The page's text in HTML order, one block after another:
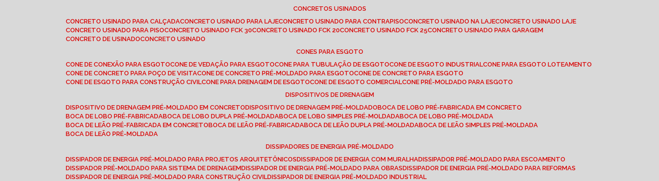
CONCRETOS USINADOS
CONCRETO USINADO PARA CALÇADA CONCRETO USINADO PARA LAJE CONCRETO USINADO PARA CONTRAPISO CONCRETO USINADO NA LAJE CONCRETO USINADO LAJE
CONCRETO USINADO PARA PISO CONCRETO USINADO FCK 30 CONCRETO USINADO FCK 20 CONCRETO USINADO FCK 25 CONCRETO USINADO PARA GARAGEM
CONCRETO DE USINADO CONCRETO USINADO
CONES PARA ESGOTO
CONE DE CONEXÃO PARA ESGOTO CONE DE VEDAÇÃO PARA ESGOTO CONE PARA TUBULAÇÃO DE ESGOTO CONE DE ESGOTO INDUSTRIAL CONE PARA ESGOTO LOTEAMENTO
CONE DE CONCRETO PARA POÇO DE VISITA CONE DE CONCRETO PRÉ-MOLDADO PARA ESGOTO CONE DE CONCRETO PARA ESGOTO
CONE DE ESGOTO PARA CONSTRUÇÃO CIVIL CONE PARA DRENAGEM DE ESGOTO CONE DE ESGOTO COMERCIAL CONE PRÉ-MOLDADO PARA ESGOTO
DISPOSITIVOS DE DRENAGEM
DISPOSITIVO DE DRENAGEM PRÉ-MOLDADO EM CONCRETO DISPOSITIVO DE DRENAGEM PRÉ-MOLDADO BOCA DE LOBO PRÉ-FABRICADA EM CONCRETO
BOCA DE LOBO PRÉ-FABRICADA BOCA DE LOBO DUPLA PRÉ-MOLDADA BOCA DE LOBO SIMPLES PRÉ-MOLDADA BOCA DE LOBO PRÉ-MOLDADA
BOCA DE LEÃO PRÉ-FABRICADA EM CONCRETO BOCA DE LEÃO PRÉ-FABRICADA BOCA DE LEÃO DUPLA PRÉ-MOLDADA BOCA DE LEÃO SIMPLES PRÉ-MOLDADA
BOCA DE LEÃO PRÉ-MOLDADA
DISSIPADORES DE ENERGIA PRÉ-MOLDADO
DISSIPADOR DE ENERGIA PRÉ-MOLDADO PARA PROJETOS ARQUITETÔNICOS DISSIPADOR DE ENERGIA COM MURALHA DISSIPADOR PRÉ-MOLDADO PARA ESCOAMENTO
DISSIPADOR PRÉ-MOLDADO PARA SISTEMA DE DRENAGEM DISSIPADOR DE ENERGIA PRÉ-MOLDADO PARA OBRAS DISSIPADOR DE ENERGIA PRÉ-MOLDADO PARA REFORMAS
DISSIPADOR DE ENERGIA PRÉ-MOLDADO PARA CONSTRUÇÃO CIVIL DISSIPADOR DE ENERGIA PRÉ-MOLDADO INDUSTRIAL